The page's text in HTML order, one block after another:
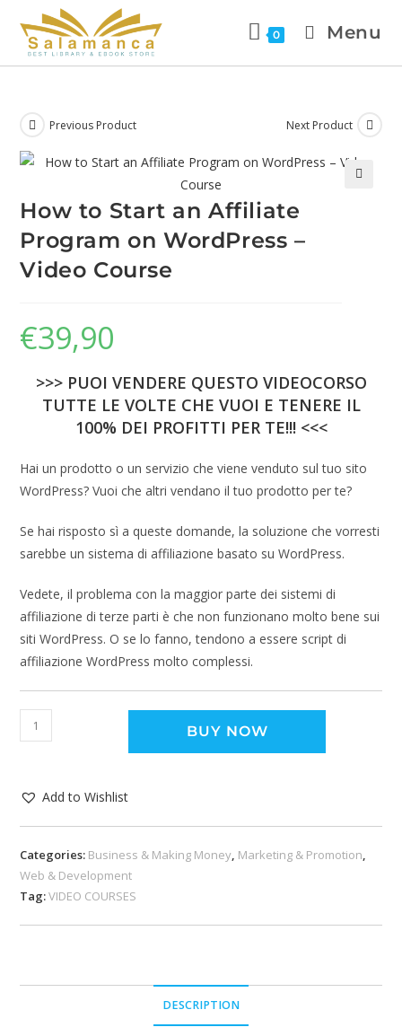
0 Menu
Previous Product Next Product
How to Start an Affiliate
Program on WordPress –
Video Course
€39,90
>>> PUOI VENDERE QUESTO VIDEOCORSO
TUTTE LE VOLTE CHE VUOI E TENERE IL
100% DEI PROFITTI PER TE!!! <<<
Hai un prodotto o un servizio che viene venduto sul tuo sito
WordPress? Vuoi che altri vendano il tuo prodotto per te?
Se hai risposto sì a queste domande, la soluzione che vorresti
sarebbe un sistema di affiliazione basato su WordPress.
Vedete, il problema con la maggior parte dei sistemi di
affiliazione di terze parti è che non funzionano molto bene sui
siti WordPress. O se lo fanno, tendono a essere script di
affiliazione WordPress molto complessi.
BUY NOW
Add to Wishlist
Categories: Business & Making Money, Marketing & Promotion,
Web & Development
Tag:VIDEO COURSES
DESCRIPTION